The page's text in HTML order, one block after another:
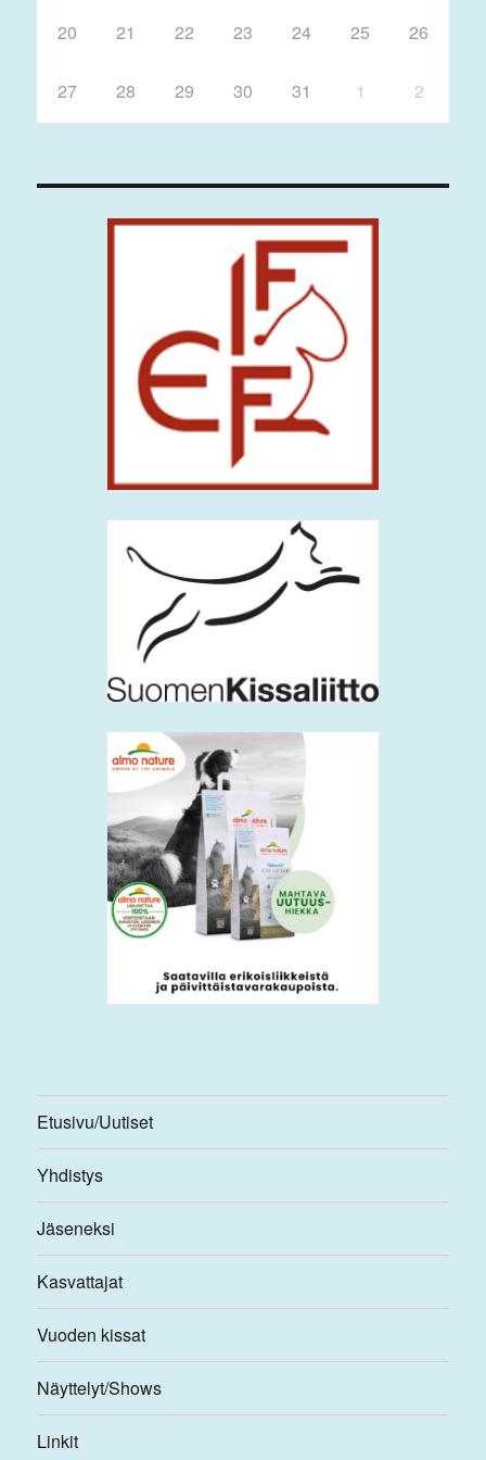
20 21 22 23 24 25 26
27 28 29 30 31 1 2
Etusivu/Uutiset
Yhdistys
Jäseneksi
Kasvattajat
Vuoden kissat
Näyttelyt/Shows
Linkit